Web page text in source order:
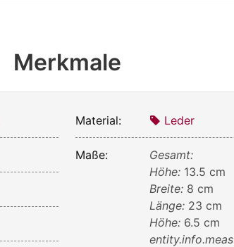
Merkmale
Material: Leder
Maße:
Gesamt:
Höhe: 13.5 cm
Breite: 8 cm
Länge: 23 cm
Höhe: 6.5 cm